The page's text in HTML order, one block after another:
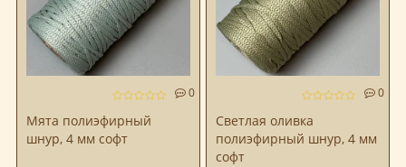
0
Мята полиэфирный
шнур, 4 мм софт
0
Светлая оливка
полиэфирный шнур, 4 мм
софт